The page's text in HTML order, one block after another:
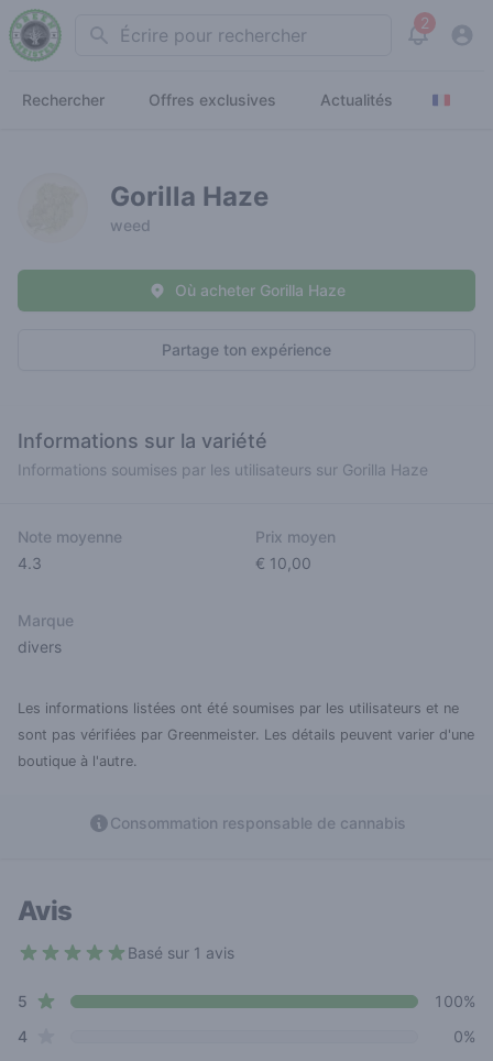
Search 2
View
Rechercher Offres exclusives Actualités
Gorilla Haze
weed
Partage ton expérience
Où acheter Gorilla Haze
Informations sur la variété
Informations soumises par les utilisateurs sur Gorilla Haze
Note moyenne
4.3
Prix moyen
€ 10,00
Marque
divers
Les informations listées ont été soumises par les utilisateurs et ne
sont pas vérifiées par Greenmeister. Les détails peuvent varier d'une
boutique à l'autre.
Consommation responsable de cannabis
Avis
Basé sur 1 avis
Review data
5 star reviews
100%
4star reviews
0%